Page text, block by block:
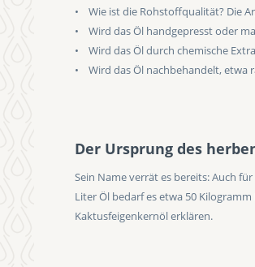
• Wie ist die Rohstoffqualität? Die
• Wird das Öl handgepresst oder
• Wird das Öl durch chemische
• Wird das Öl nachbehandelt, etwa
Der Ursprung des
Sein Name verrät es bereits: Auch
Liter Öl bedarf es etwa 50
Kaktusfeigenkernöl erklären.